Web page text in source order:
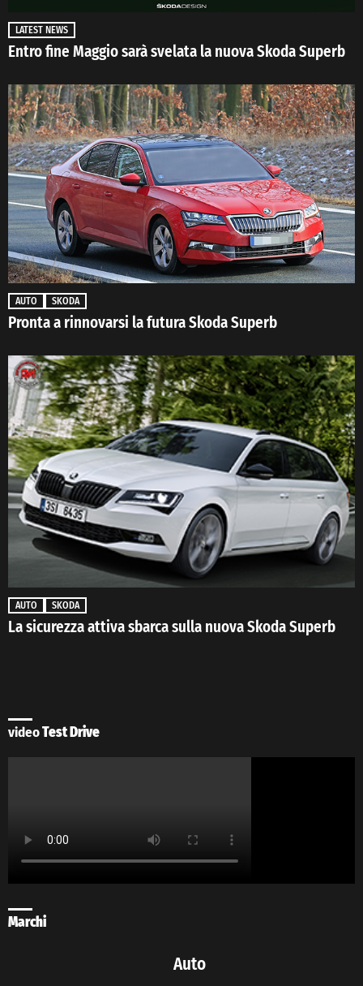
LATEST NEWS
Entro fine Maggio sarà svelata la nuova Skoda Superb
AUTO SKODA
Pronta a rinnovarsi la futura Skoda Superb
AUTO SKODA
La sicurezza attiva sbarca sulla nuova Skoda Superb
videoTest Drive
Marchi
Auto